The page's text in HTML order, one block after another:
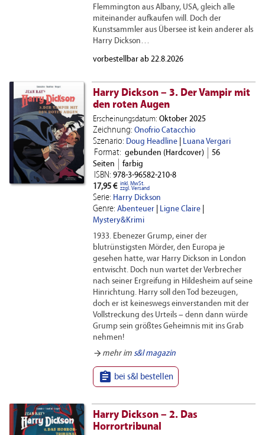
Flemmington aus Albany, USA, gleich alle
miteinander aufkaufen will. Doch der
Kunstsammler aus Übersee ist kein anderer als
Harry Dickson…
vorbestellbar ab 22.8.2026
Harry Dickson – 3. Der Vampir mit
den roten Augen
Erscheinungsdatum: Oktober 2025
Zeichnung: Onofrio Catacchio
Szenario: Doug Headline| Luana Vergari
Format: gebunden (Hardcover)
56
Seiten
farbig
ISBN: 978-3-96582-210-8
17,95 € inkl. MwSt.
zzgl. Versand
Serie: Harry Dickson
Genre: Abenteuer| Ligne Claire|
Mystery&Krimi
1933. Ebenezer Grump, einer der
blutrünstigsten Mörder, den Europa je
gesehen hatte, war Harry Dickson in London
entwischt. Doch nun wartet der Verbrecher
nach seiner Ergreifung in Hildesheim auf seine
Hinrichtung. Harry soll den Tod bezeugen,
doch er ist keineswegs einverstanden mit der
Vollstreckung des Urteils – denn dann würde
Grump sein größtes Geheimnis mit ins Grab
nehmen!
arrow_forward mehr im s&l magazin
 bei s&l bestellen
Harry Dickson – 2. Das
Horrortribunal